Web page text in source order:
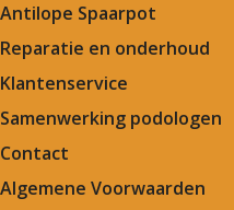
Antilope Spaarpot
Reparatie en onderhoud
Klantenservice
Samenwerking podologen
Contact
Algemene Voorwaarden